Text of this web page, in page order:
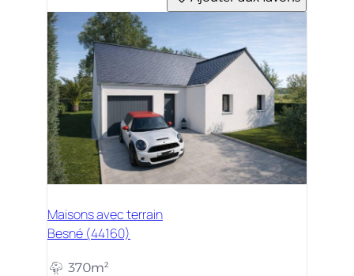
Maisons avec terrain
Besné (44160)
370m²